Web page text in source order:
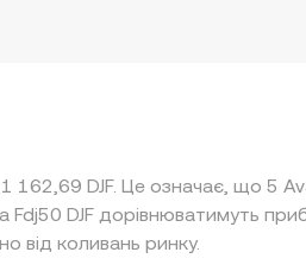
162,69 DJF. Це означає, що
Fdj50 DJF дорівнюватимуть
від коливань ринку.